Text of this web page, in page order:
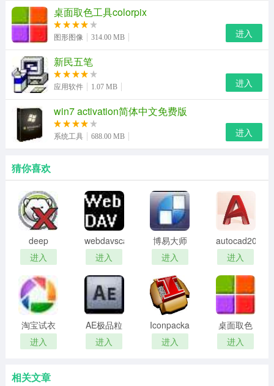
译、商旅助理助您交易。
海量商机搜索：
不登录网站，快速搜索阿里巴巴大市场600万商机！
随时联系客户：
每一条信息都标记着您的在线状态 , 让商人随时联系您！
桌面取色工具colorpix
图形图像 314.00 MB 进入
新民五笔
应用软件 1.07 MB 进入
win7 activation简体中文免费版
系统工具 688.00 MB 进入
猜你喜欢
deep
freeze
password
remover(冰
点还原密
码清除器)
进入
webdavscan
客户端
(web漏洞
扫描软件)
进入
博易大师
资管版
进入
autocad2002
迷你版
进入
淘宝试衣
服软件
进入
AE极品粒
子插件
(Trapcode
进入
Iconpackager
中文补丁
进入
桌面取色
工具
colorpix
进入
相关文章